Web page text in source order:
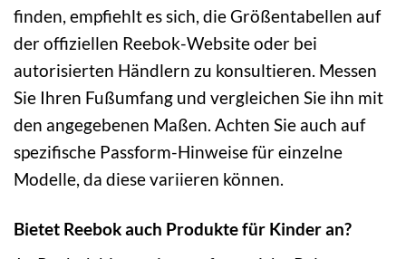
finden, empfiehlt es sich, die Größentabellen auf
der offiziellen Reebok-Website oder bei
autorisierten Händlern zu konsultieren. Messen
Sie Ihren Fußumfang und vergleichen Sie ihn mit
den angegebenen Maßen. Achten Sie auch auf
spezifische Passform-Hinweise für einzelne
Modelle, da diese variieren können.
Bietet Reebok auch Produkte für Kinder an?